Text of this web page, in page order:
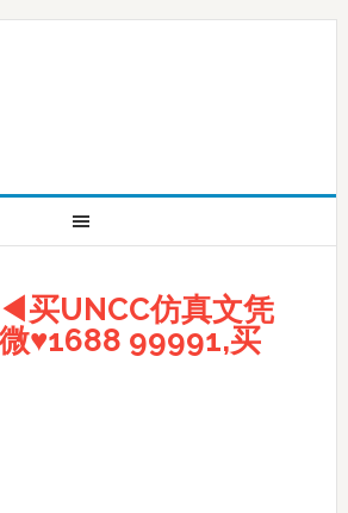
买UNCC仿真文凭
♥1688 99991,买